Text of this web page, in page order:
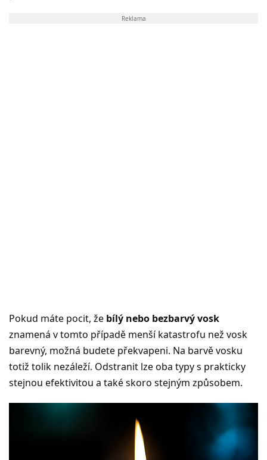
Reklama
Pokud máte pocit, že bílý nebo bezbarvý vosk
znamená v tomto případě menší katastrofu než vosk
barevný, možná budete překvapeni. Na barvě vosku
totiž tolik nezáleží. Odstranit lze oba typy s prakticky
stejnou efektivitou a také skoro stejným způsobem.